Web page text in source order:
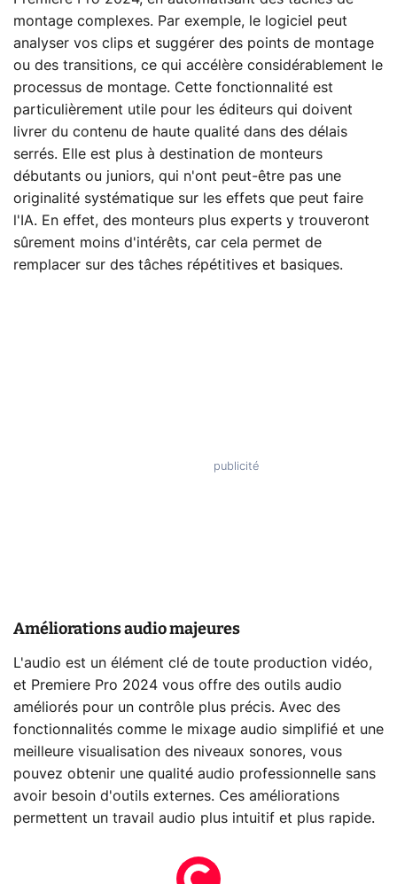
montage complexes. Par exemple, le logiciel peut
analyser vos clips et suggérer des points de montage
ou des transitions, ce qui accélère considérablement le
processus de montage. Cette fonctionnalité est
particulièrement utile pour les éditeurs qui doivent
livrer du contenu de haute qualité dans des délais
serrés. Elle est plus à destination de monteurs
débutants ou juniors, qui n'ont peut-être pas une
originalité systématique sur les effets que peut faire
l'IA. En effet, des monteurs plus experts y trouveront
sûrement moins d'intérêts, car cela permet de
remplacer sur des tâches répétitives et basiques.
Améliorations audio majeures
L'audio est un élément clé de toute production vidéo,
et Premiere Pro 2024 vous offre des outils audio
améliorés pour un contrôle plus précis. Avec des
fonctionnalités comme le mixage audio simplifié et une
meilleure visualisation des niveaux sonores, vous
pouvez obtenir une qualité audio professionnelle sans
avoir besoin d'outils externes. Ces améliorations
permettent un travail audio plus intuitif et plus rapide.